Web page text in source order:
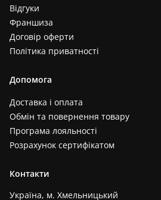
Відгуки
Франшиза
Договір оферти
Політика приватності
Допомога
Доставка і оплата
Обмін та повернення товару
Програма лояльності
Розрахунок сертифікатом
Контакти
Україна, м. Хмельницький